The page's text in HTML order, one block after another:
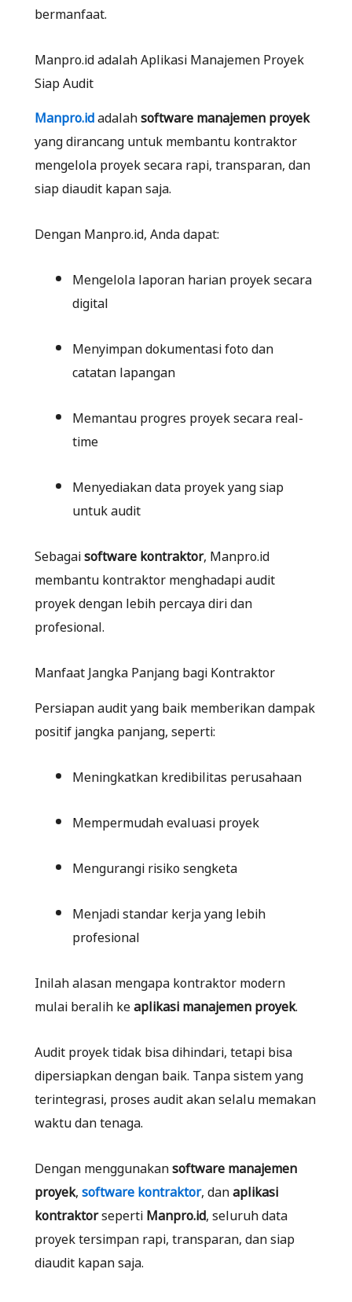
bermanfaat.
Manpro.id adalah Aplikasi Manajemen Proyek
Siap Audit
Manpro.idadalahsoftware manajemen proyek
yang dirancang untuk membantu kontraktor
mengelola proyek secara rapi, transparan, dan
siap diaudit kapan saja.
Dengan Manpro.id, Anda dapat:
Mengelola laporan harian proyek secara
digital
Menyimpan dokumentasi foto dan
catatan lapangan
Memantau progres proyek secara real-
time
Menyediakan data proyek yang siap
untuk audit
Sebagaisoftware kontraktor, Manpro.id
membantu kontraktor menghadapi audit
proyek dengan lebih percaya diri dan
profesional.
Manfaat Jangka Panjang bagi Kontraktor
Persiapan audit yang baik memberikan dampak
positif jangka panjang, seperti:
Meningkatkan kredibilitas perusahaan
Mempermudah evaluasi proyek
Mengurangi risiko sengketa
Menjadi standar kerja yang lebih
profesional
Inilah alasan mengapa kontraktor modern
mulai beralih keaplikasi manajemen proyek.
Audit proyek tidak bisa dihindari, tetapi bisa
dipersiapkan dengan baik. Tanpa sistem yang
terintegrasi, proses audit akan selalu memakan
waktu dan tenaga.
Dengan menggunakansoftware manajemen
proyek,software kontraktor, danaplikasi
kontraktorsepertiManpro.id, seluruh data
proyek tersimpan rapi, transparan, dan siap
diaudit kapan saja.